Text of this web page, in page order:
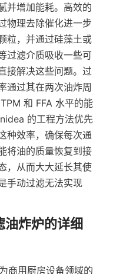
并增加能耗。高效的
物理去除催化进一步
粒，并通过硅藻土或
过滤介质吸收一些可
接解决这些问题。过
通过其在两次油炸周
和 FFA 水平的能
的工程方法优先
种效率，确保每次通
将油的质量恢复到接
，从而大大延长其使
手动过滤无法实现
炸炉的详细
商用厨房设备领域的